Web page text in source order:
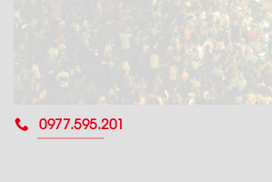
0977.595.201